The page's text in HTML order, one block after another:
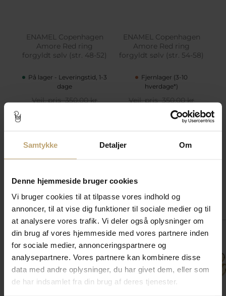
Samtykke Detaljer Om
Denne hjemmeside bruger cookies
Vi bruger cookies til at tilpasse vores indhold og
annoncer, til at vise dig funktioner til sociale medier og til
at analysere vores trafik. Vi deler også oplysninger om
din brug af vores hjemmeside med vores partnere inden
for sociale medier, annonceringspartnere og
analysepartnere. Vores partnere kan kombinere disse
data med andre oplysninger, du har givet dem, eller som
de har indsamlet fra din brug af deres tjenester.
ENAMEL Copenhagen
Amore Red ring
forgyldt sølv (str. 48-52)
På lager - Leveringstid, 1-3
dage
Vejl. pris350,00 kr
Ønskeskyen
ENAMEL Copenhagen
Amore Red ring
forgyldt sølv (str. 54-58)
Fjernlager (3-10
hverdage*)
Vejl. pris350,00 kr
Spar 70,00 kr
280,00 kr
Match med
SALE SALE SALE